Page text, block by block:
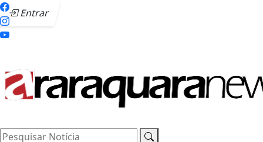
Entrar
Pesquisar Notícia